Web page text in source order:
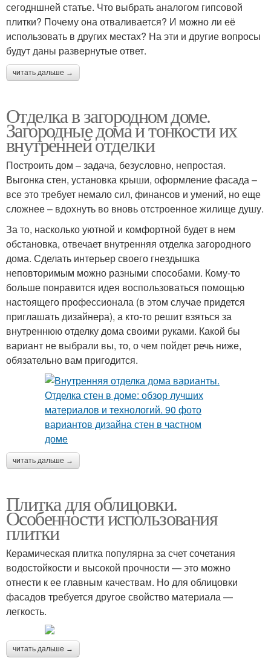
сегодншней статье. Что выбрать аналогом гипсовой
плитки? Почему она отваливается? И можно ли её
использовать в других местах? На эти и другие вопросы
будут даны развернутые ответ.
читать дальше →
Отделка в загородном доме.
Загородные дома и тонкости их
внутренней отделки
Построить дом – задача, безусловно, непростая.
Выгонка стен, установка крыши, оформление фасада –
все это требует немало сил, финансов и умений, но еще
сложнее – вдохнуть во вновь отстроенное жилище душу.
За то, насколько уютной и комфортной будет в нем
обстановка, отвечает внутренняя отделка загородного
дома. Сделать интерьер своего гнездышка
неповторимым можно разными способами. Кому-то
больше понравится идея воспользоваться помощью
настоящего профессионала (в этом случае придется
приглашать дизайнера), а кто-то решит взяться за
внутреннюю отделку дома своими руками. Какой бы
вариант не выбрали вы, то, о чем пойдет речь ниже,
обязательно вам пригодится.
читать дальше →
Плитка для облицовки.
Особенности использования
плитки
Керамическая плитка популярна за счет сочетания
водостойкости и высокой прочности — это можно
отнести к ее главным качествам. Но для облицовки
фасадов требуется другое свойство материала —
легкость.
читать дальше →